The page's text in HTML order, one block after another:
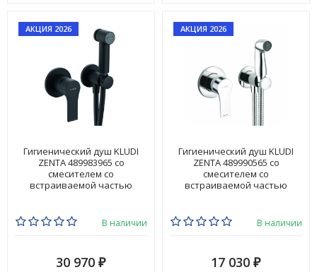
АКЦИЯ 2026
Гигиенический душ KLUDI
ZENTA 489983965 со
смесителем со
встраиваемой частью
В наличии
30 970 ₽
АКЦИЯ 2026
Гигиенический душ KLUDI
ZENTA 489990565 со
смесителем со
встраиваемой частью
В наличии
17 030 ₽